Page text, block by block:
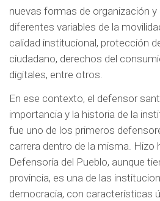
nuevas formas de organización y
diferentes variables de la
calidad institucional, protección
ciudadano, derechos del
digitales, entre otros.
En ese contexto, el defensor
importancia y la historia de la
fue uno de los primeros
carrera dentro de la misma. Hizo
Defensoría del Pueblo, aunque
provincia, es una de las
democracia, con características